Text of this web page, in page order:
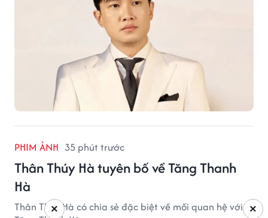
PHIM ẢNH 35 phút trước
Thân Thúy Hà tuyên bố về Tăng Thanh
Hà
Thân Thúy Hà có chia sẻ đặc biệt về mối quan hệ với ×
×